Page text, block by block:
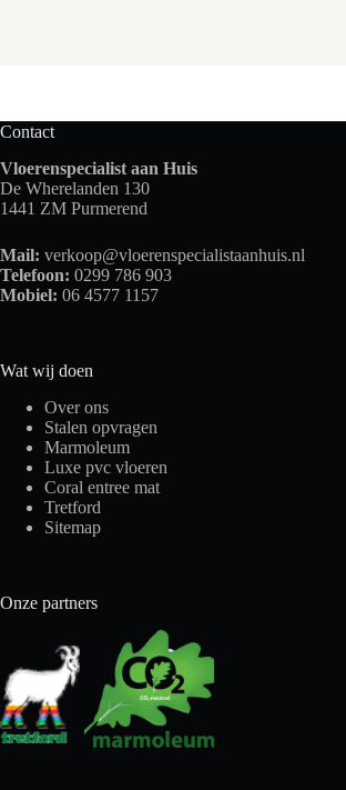
Contact
Vloerenspecialist aan Huis
De Wherelanden 130
1441 ZM Purmerend
Mail: verkoop@vloerenspecialistaanhuis.nl
Telefoon: 0299 786 903
Mobiel: 06 4577 1157
Wat wij doen
Over ons
Stalen opvragen
Marmoleum
Luxe pvc vloeren
Coral entree mat
Tretford
Sitemap
Onze partners